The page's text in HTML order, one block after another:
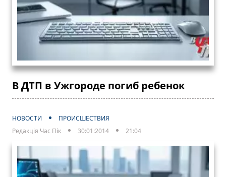
В ДТП в Ужгороде погиб ребенок
НОВОСТИ
ПРОИСШЕСТВИЯ
Редакція Час Пік
30:01:2014 21:04